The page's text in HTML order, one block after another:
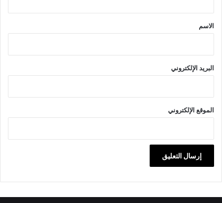
*
الاسم
البريد الإلكتروني
الموقع الإلكتروني